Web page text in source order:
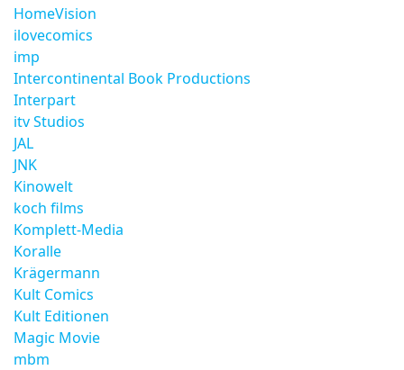
HomeVision
ilovecomics
imp
Intercontinental Book Productions
Interpart
itv Studios
JAL
JNK
Kinowelt
koch films
Komplett-Media
Koralle
Krägermann
Kult Comics
Kult Editionen
Magic Movie
mbm